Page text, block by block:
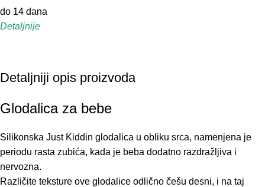
do 14 dana
Detaljnije
Detaljniji opis proizvoda
Glodalica za bebe
Silikonska Just Kiddin glodalica u obliku srca, namenjena je
periodu rasta zubića, kada je beba dodatno razdražljiva i
nervozna.
Različite teksture ove glodalice odlično češu desni, i na taj